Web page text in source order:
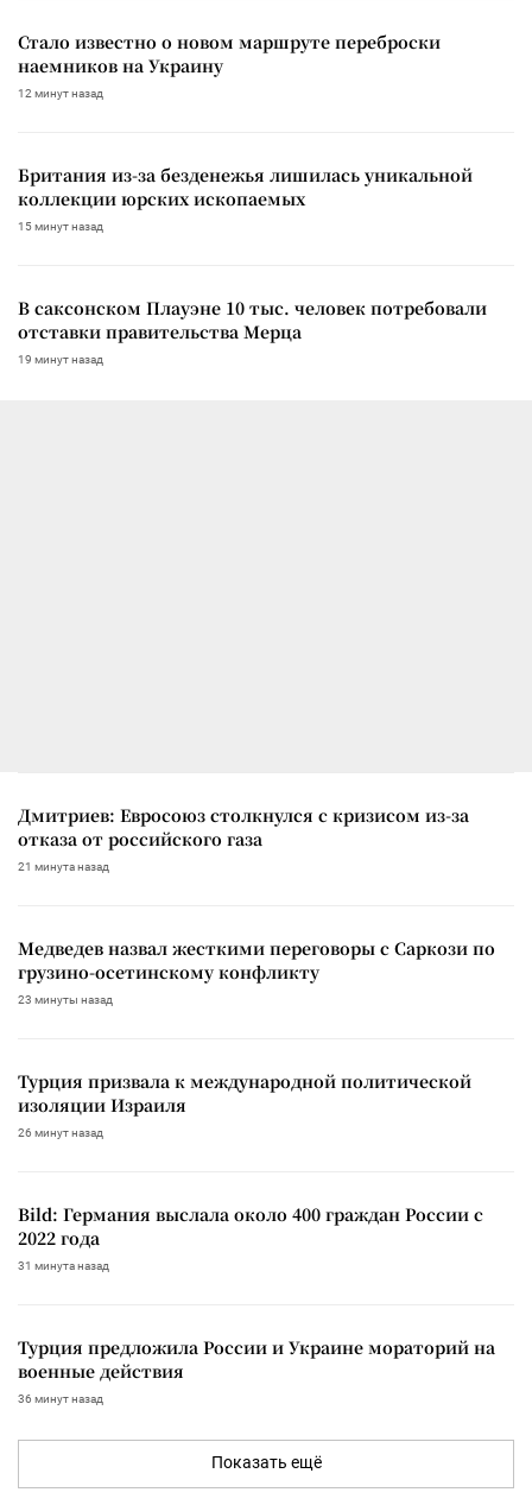
Стало известно о новом маршруте переброски
наемников на Украину
12 минут назад
Британия из-за безденежья лишилась уникальной
коллекции юрских ископаемых
15 минут назад
В саксонском Плауэне 10 тыс. человек потребовали
отставки правительства Мерца
19 минут назад
Дмитриев: Евросоюз столкнулся с кризисом из-за
отказа от российского газа
21 минута назад
Медведев назвал жесткими переговоры с Саркози по
грузино-осетинскому конфликту
23 минуты назад
Турция призвала к международной политической
изоляции Израиля
26 минут назад
Bild: Германия выслала около 400 граждан России с
2022 года
31 минута назад
Турция предложила России и Украине мораторий на
военные действия
36 минут назад
Показать ещё